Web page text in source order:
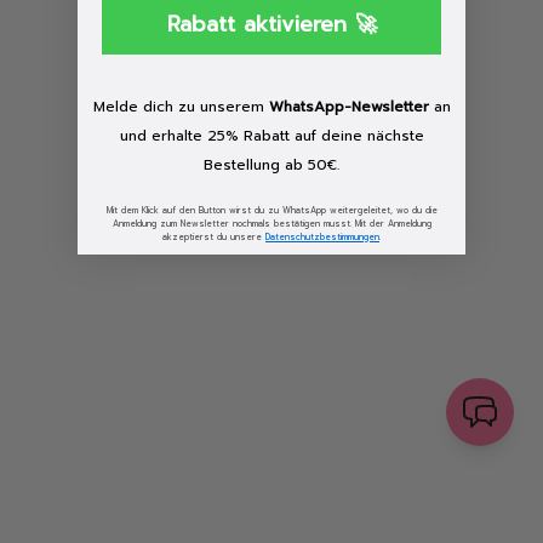
browser console for more information)
Rabatt aktivieren 🚀
Melde dich zu unserem WhatsApp-Newsletteran
und erhalte 25% Rabatt auf deine nächste
Bestellung ab 50€.
Mit dem Klick auf den Button wirst du zu WhatsApp weitergeleitet, wo du die
Anmeldung zum Newsletter nochmals bestätigen musst. Mit der Anmeldung
akzeptierst du unsere Datenschutzbestimmungen.